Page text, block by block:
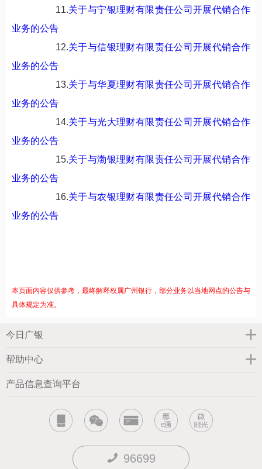
11.关于与宁银理财有限责任公司开展代销合作
业务的公告
12.关于与信银理财有限责任公司开展代销合作
业务的公告
13.关于与华夏理财有限责任公司开展代销合作
业务的公告
14.关于与光大理财有限责任公司开展代销合作
业务的公告
15.关于与渤银理财有限责任公司开展代销合作
业务的公告
16.关于与农银理财有限责任公司开展代销合作
业务的公告
本页面内容仅供参考，最终解释权属广州银行，部分业务以当地网点的公告与
具体规定为准。
今日广银
帮助中心
产品信息查询平台
96699